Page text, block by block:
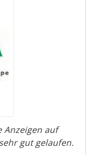
Anzeigen auf
gut gelaufen.